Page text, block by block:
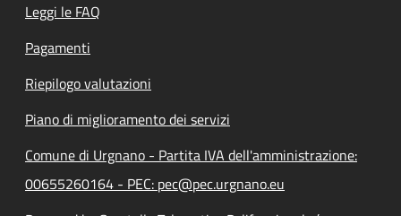
Leggi le FAQ
Pagamenti
Riepilogo valutazioni
Piano di miglioramento dei servizi
Comune di Urgnano - Partita IVA dell'amministrazione:
00655260164 - PEC: pec@pec.urgnano.eu